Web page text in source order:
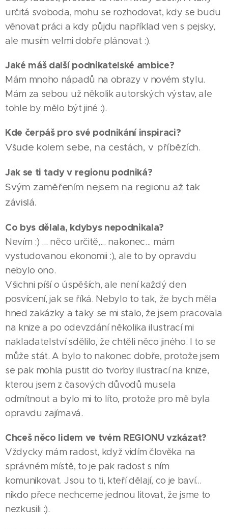
určitá svoboda, mohu se rozhodovat, kdy se budu
věnovat práci a kdy půjdu například ven s pejsky,
ale musím velmi dobře plánovat :).
Jaké máš další podnikatelské ambice?
Mám mnoho nápadů na obrazy v novém stylu.
Mám za sebou už několik autorských výstav, ale
tohle by mělo být jiné :).
Kde čerpáš pro své podnikání inspiraci?
Všude kolem sebe, na cestách, v příbězích.
Jak se ti tady v regionu podniká?
Svým zaměřením nejsem na regionu až tak
závislá.
Co bys dělala, kdybys nepodnikala?
Nevím :) … něco určitě,... nakonec... mám
vystudovanou ekonomii :), ale to by opravdu
nebylo ono.
Všichni píší o úspěších, ale není každý den
posvícení, jak se říká. Nebylo to tak, že bych měla
hned zakázky a taky se mi stalo, že jsem pracovala
na knize a po odevzdání několika ilustrací mi
nakladatelství sdělilo, že chtěli něco jiného. I to se
může stát. A bylo to nakonec dobře, protože jsem
se pak mohla pustit do tvorby ilustrací na knize,
kterou jsem z časových důvodů musela
odmítnout a bylo mi to líto, protože pro mě byla
opravdu zajímavá.
Chceš něco lidem ve tvém REGIONU vzkázat?
Vždycky mám radost, když vidím člověka na
správném místě, to je pak radost s ním
komunikovat. Jsou to ti, kteří dělají, co je baví...
nikdo přece nechceme jednou litovat, že jsme to
nezkusili :).
30.07.2026
BRNO
|Alexander